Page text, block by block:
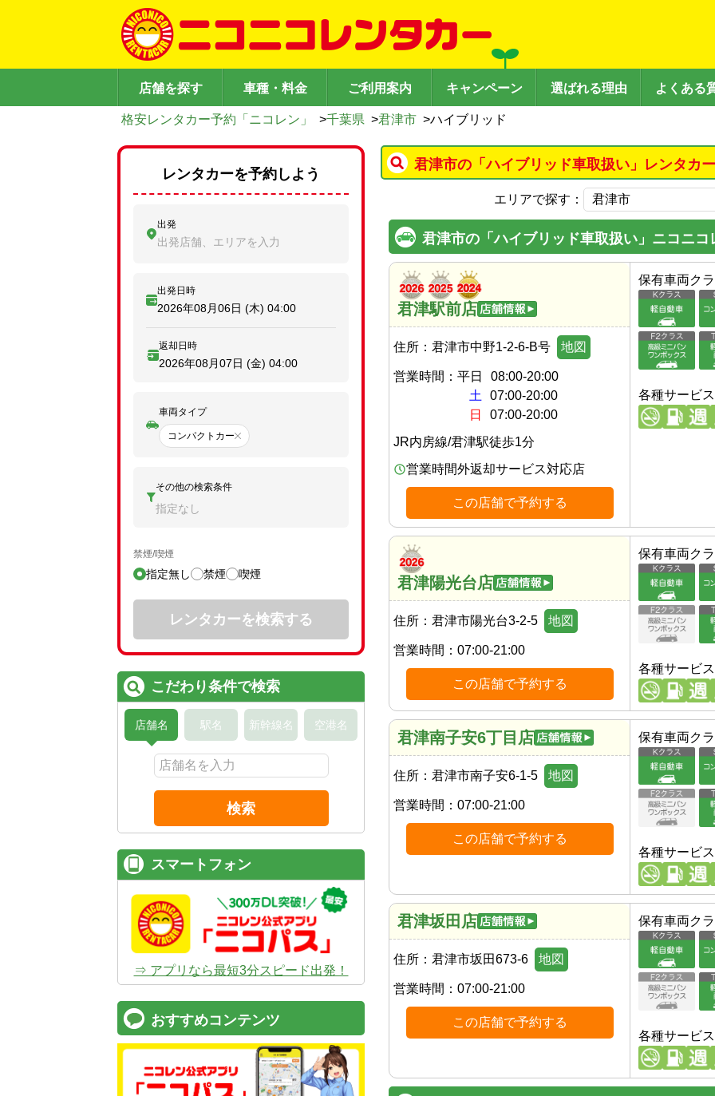
店舗を探す 車種・料金 ご利用案内 キャンペーン 選ばれる理由 よくある
格安レンタカー予約「ニコレン」 >千葉県 >君津市 >ハイブリッド
君津市の「ハイブリッド車取扱い」レンタカ
エリアで探す：
君津市の「ハイブリッド車取扱い」ニコニ
君津駅前店
住所： 君津市中野1-2-6-B号 地図
営業時間： 平日
08:00-20:00
土
07:00-20:00
日
07:00-20:00
JR内房線/君津駅徒歩1分
営業時間外返却サービス対応店
この店舗で予約する
保有車両ク
各種サービス
君津陽光台店
住所： 君津市陽光台3-2-5 地図
営業時間： 07:00-21:00
この店舗で予約する
保有車両ク
各種サービス
君津南子安6丁目店
住所： 君津市南子安6-1-5 地図
営業時間： 07:00-21:00
この店舗で予約する
保有車両ク
各種サービス
君津坂田店
住所： 君津市坂田673-6 地図
営業時間： 07:00-21:00
この店舗で予約する
保有車両ク
各種サービス
レンタカーを予約しよう
出発
出発店舗、エリアを入力
出発日時
2026年08月06日 (木) 04:00
返却日時
2026年08月07日 (金) 04:00
車両タイプ
コンパクトカー
その他の検索条件
指定なし
禁煙/喫煙
指定無し 禁煙 喫煙
レンタカーを検索する
こだわり条件で検索
店舗名 駅名 新幹線名 空港名
検索
スマートフォン
⇒ アプリなら最短3分スピード出発！
おすすめコンテンツ